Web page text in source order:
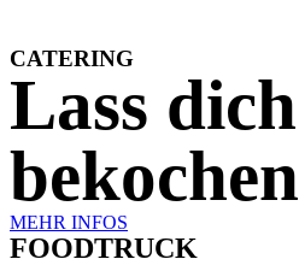
CATERING
Lass dich
bekochen
MEHR INFOS
FOODTRUCK